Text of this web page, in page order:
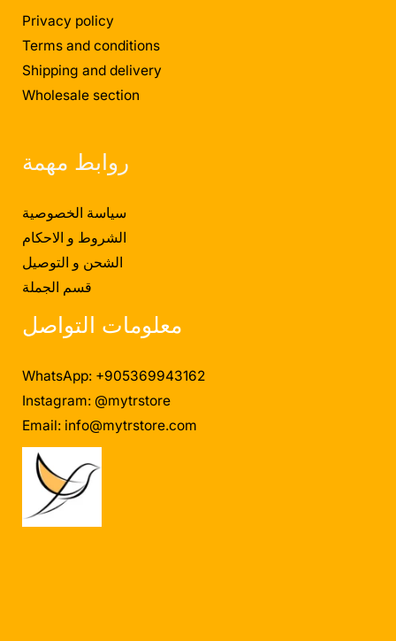
Privacy policy
Terms and conditions
Shipping and delivery
Wholesale section
روابط مهمة
سياسة الخصوصية
الشروط و الاحكام
الشحن و التوصيل
قسم الجملة
معلومات التواصل
WhatsApp: +905369943162
Instagram: @mytrstore
Email: info@mytrstore.com